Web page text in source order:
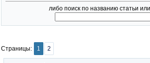
либо поиск по названию статьи
Страницы: 1 2